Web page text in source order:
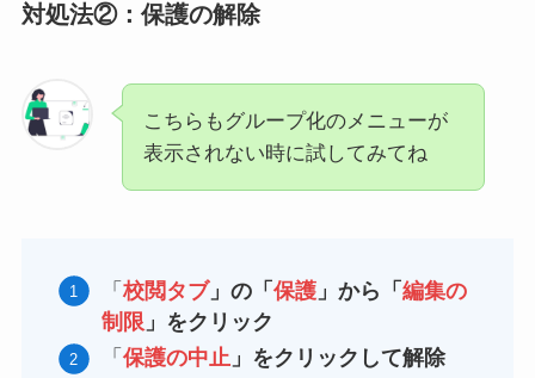
対処法②：保護の解除
こちらもグループ化のメニューが
表示されない時に試してみてね
「校閲タブ」の「保護 」から「編集の
制限 」をクリック
「保護の中止 」をクリックして解除